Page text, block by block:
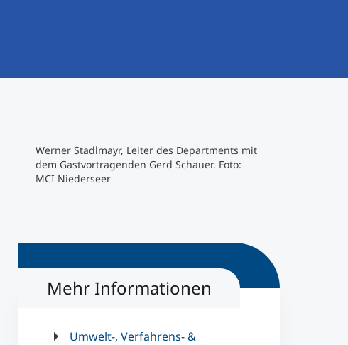
Werner Stadlmayr, Leiter des Departments mit
dem Gastvortragenden Gerd Schauer. Foto:
MCI Niederseer
Mehr Informationen
Umwelt-, Verfahrens- &